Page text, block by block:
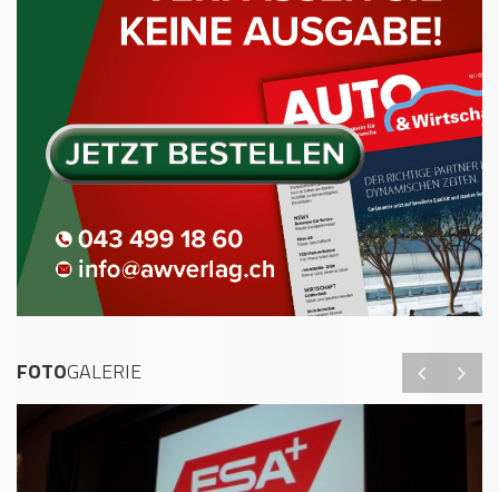
FOTOGALERIE